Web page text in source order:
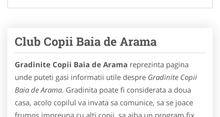
Club Copii Baia de Arama
Gradinite Copii Baia de Arama reprezinta pagina
unde puteti gasi informatii utile despre Gradinite Copii
Baia de Arama. Gradinita poate fi considerata a doua
casa, acolo copilul va invata sa comunice, sa se joace
frumos impreuna cu alti copii, sa aiba un program fix.